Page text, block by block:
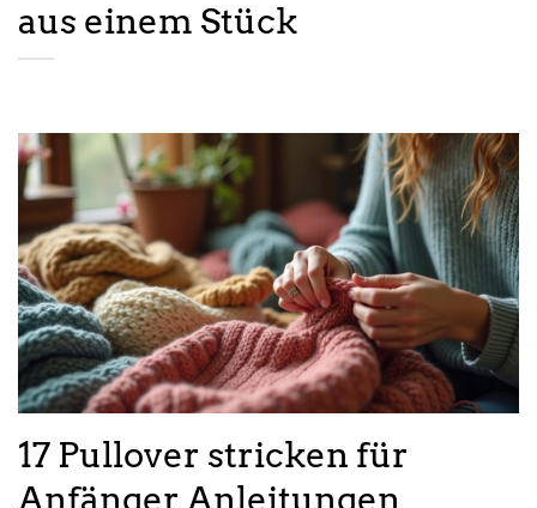
aus einem Stück
17 Pullover stricken für